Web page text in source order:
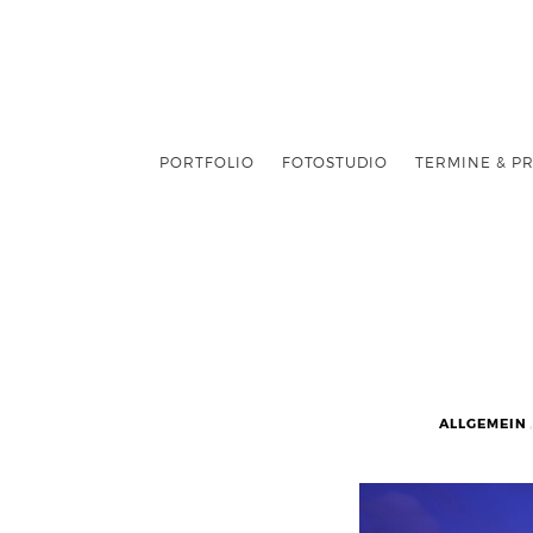
PORTFOLIO FOTOSTUDIO TERMINE &
ALLGEMEIN